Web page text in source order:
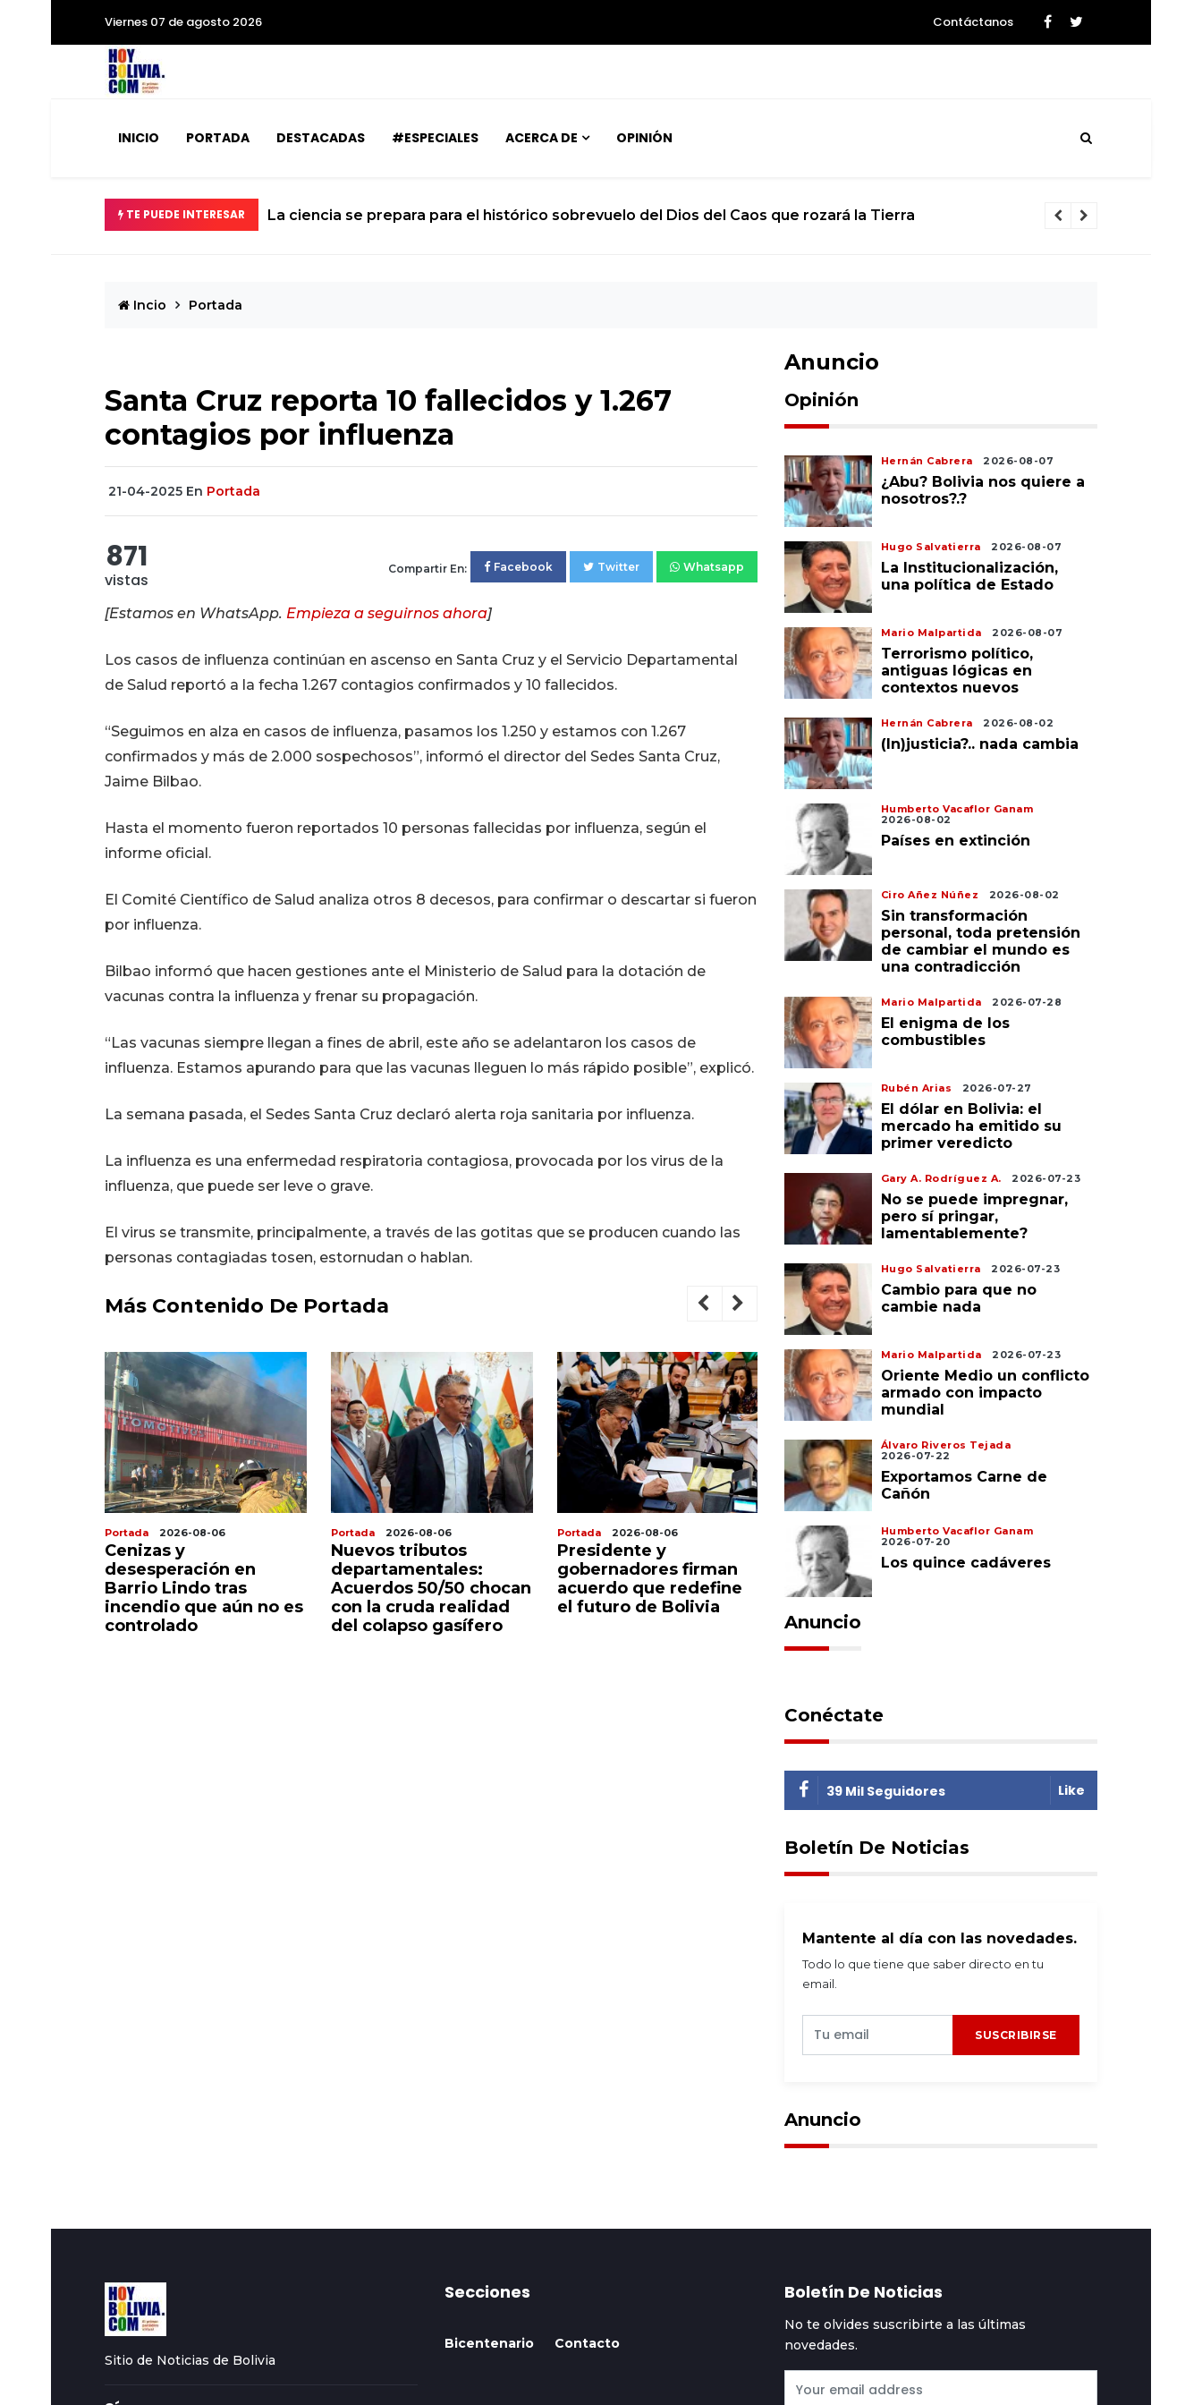
Viernes 07 de agosto 2026 Contáctanos
INICIO PORTADA DESTACADAS #ESPECIALES ACERCA DE OPINIÓN
TE PUEDE INTERESAR La ciencia se prepara para el histórico sobrevuelo del Dios del Caos que rozará la Tierra
Incio Portada
Santa Cruz reporta 10 fallecidos y 1.267
contagios por influenza
21-04-2025 En Portada
871
vistas
Compartir En: Facebook Twitter Whatsapp
[Estamos en WhatsApp. Empieza a seguirnos ahora]
Los casos de influenza continúan en ascenso en Santa Cruz y el Servicio Departamental
de Salud reportó a la fecha 1.267 contagios confirmados y 10 fallecidos.
“Seguimos en alza en casos de influenza, pasamos los 1.250 y estamos con 1.267
confirmados y más de 2.000 sospechosos”, informó el director del Sedes Santa Cruz,
Jaime Bilbao.
Hasta el momento fueron reportados 10 personas fallecidas por influenza, según el
informe oficial.
El Comité Científico de Salud analiza otros 8 decesos, para confirmar o descartar si fueron
por influenza.
Bilbao informó que hacen gestiones ante el Ministerio de Salud para la dotación de
vacunas contra la influenza y frenar su propagación.
“Las vacunas siempre llegan a fines de abril, este año se adelantaron los casos de
influenza. Estamos apurando para que las vacunas lleguen lo más rápido posible”, explicó.
La semana pasada, el Sedes Santa Cruz declaró alerta roja sanitaria por influenza.
La influenza es una enfermedad respiratoria contagiosa, provocada por los virus de la
influenza, que puede ser leve o grave.
El virus se transmite, principalmente, a través de las gotitas que se producen cuando las
personas contagiadas tosen, estornudan o hablan.
Más Contenido De Portada
Portada 2026-08-06
Cenizas y
desesperación en
Barrio Lindo tras
incendio que aún no es
controlado
Portada 2026-08-06
Nuevos tributos
departamentales:
Acuerdos 50/50 chocan
con la cruda realidad
del colapso gasífero
Portada 2026-08-06
Presidente y
gobernadores firman
acuerdo que redefine
el futuro de Bolivia
Portada 2026-08-05
Dólar sube en ascensor
y baja por escalera
dejando al boliviano sin
Portada
militarizar la frontera
Anuncio
Opinión
Hernán Cabrera 2026-08-07
¿Abu? Bolivia nos quiere a
nosotros?.?
Hugo Salvatierra 2026-08-07
La Institucionalización,
una política de Estado
Mario Malpartida 2026-08-07
Terrorismo político,
antiguas lógicas en
contextos nuevos
Hernán Cabrera 2026-08-02
(In)justicia?.. nada cambia
Humberto Vacaflor Ganam
2026-08-02
Países en extinción
Ciro Añez Núñez 2026-08-02
Sin transformación
personal, toda pretensión
de cambiar el mundo es
una contradicción
Mario Malpartida 2026-07-28
El enigma de los
combustibles
Rubén Arias 2026-07-27
El dólar en Bolivia: el
mercado ha emitido su
primer veredicto
Gary A. Rodríguez A. 2026-07-23
No se puede impregnar,
pero sí pringar,
lamentablemente?
Hugo Salvatierra 2026-07-23
Cambio para que no
cambie nada
Mario Malpartida 2026-07-23
Oriente Medio un conflicto
armado con impacto
mundial
Álvaro Riveros Tejada
2026-07-22
Exportamos Carne de
Cañón
Humberto Vacaflor Ganam
2026-07-20
Los quince cadáveres
Anuncio
Conéctate
39 Mil Seguidores Like
Boletín De Noticias
Mantente al día con las novedades.
Todo lo que tiene que saber directo en tu
email.
SUSCRIBIRSE
Anuncio
Sitio de Noticias de Bolivia
Secciones
Bicentenario Contacto
Boletín De Noticias
No te olvides suscribirte a las últimas
novedades.